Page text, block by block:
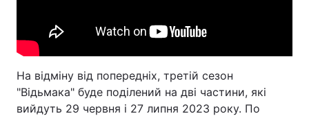
На відміну від попередніх, третій сезон
"Відьмака" буде поділений на дві частини, які
вийдуть 29 червня і 27 липня 2023 року. По